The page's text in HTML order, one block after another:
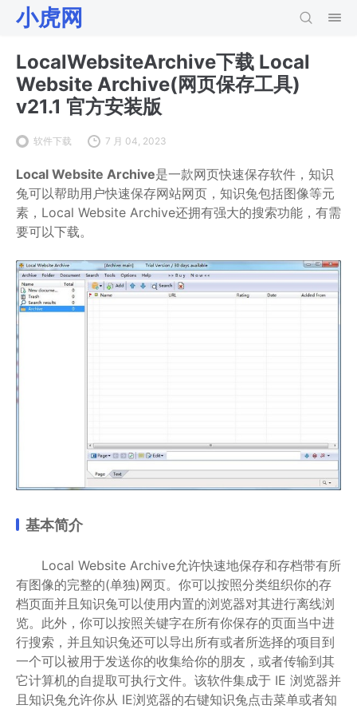
小虎网
LocalWebsiteArchive下载 Local
Website Archive(网页保存工具)
v21.1 官方安装版
软件下载 7 月 04, 2023
Local Website Archive是一款网页快速保存软件，知识
兔可以帮助用户快速保存网站网页，知识兔包括图像等元
素，Local Website Archive还拥有强大的搜索功能，有需
要可以下载。
基本简介
Local Website Archive允许快速地保存和存档带有所
有图像的完整的(单独)网页。你可以按照分类组织你的存
档页面并且知识兔可以使用内置的浏览器对其进行离线浏
览。此外，你可以按照关键字在所有你保存的页面当中进
行搜索，并且知识兔还可以导出所有或者所选择的项目到
一个可以被用于发送你的收集给你的朋友，或者传输到其
它计算机的自提取可执行文件。该软件集成于 IE 浏览器并
且知识兔允许你从 IE浏览器的右键知识兔点击菜单或者知